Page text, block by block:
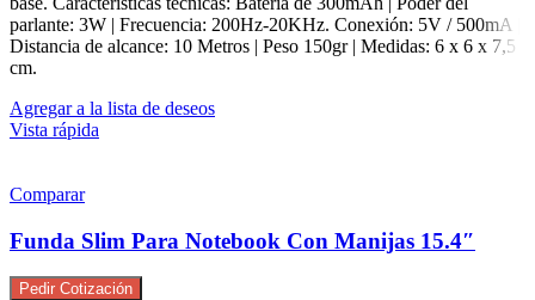
parlante: 3W | Frecuencia: 200Hz-20KHz. Conexión: 5V / 500mA |
Distancia de alcance: 10 Metros | Peso 150gr | Medidas: 6 x 6 x 7,5
cm.
Agregar a la lista de deseos
Vista rápida
Comparar
Funda Slim Para Notebook Con Manijas 15.4″
Pedir Cotización